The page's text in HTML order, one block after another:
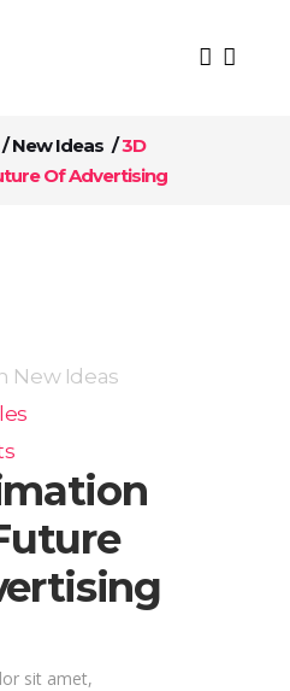
/New Ideas /3D
Of Advertising
New Ideas
sit amet,